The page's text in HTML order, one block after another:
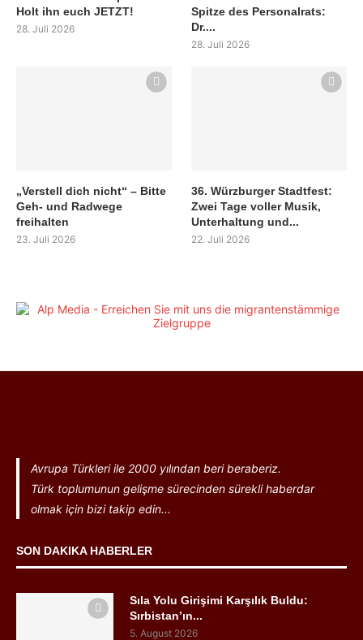
Holt ihn euch JETZT!
28. Juli 2026
Spitze des Personalrats:
Dr....
28. Juli 2026
„Verstell dich nicht“ – Bitte
Geh- und Radwege
freihalten
23. Juli 2026
36. Würzburger Stadtfest:
Zwei Tage voller Musik,
Unterhaltung und...
22. Juli 2026
Avrupa Türkleri ile 2000 yılından beri beraberiz.
Türk toplumunun gelişme sürecinden sürekli haberdar
olmak için bizi takip edin...
SON DAKIKA HABERLER
Sıla Yolu Girişimi Karşılık Buldu:
Sırbistan’ın...
5. August 2026